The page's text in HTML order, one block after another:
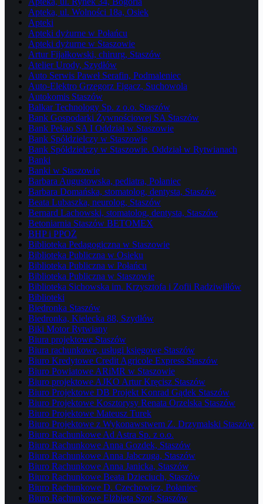
Apteka, ul. Wolności 18a, Osiek
Apteki
Apteki dyżurne w Połańcu
Apteki dyżurne w Staszowie
Artur Fijałkowski, chirurg, Staszów
Atelier Urody, Szydłów
Auto Serwis Paweł Serafin, Podmaleniec
Auto-Elektro Grzegorz Figacz, Suchowola
Autokomis Staszów
Balkar Technology Sp. z o.o. Staszów
Bank Gospodarki Żywnościowej SA Staszów
Bank Pekao SA I Oddział w Staszowie
Bank Spółdzielczy w Staszowie
Bank Spółdzielczy w Staszowie. Oddział w Rytwianach
Banki
Banki w Staszowie
Barbara Augustowska, pediatra, Połaniec
Barbara Domańska, stomatolog, dentysta, Staszów
Beata Lubaszka, neurolog, Staszów
Bernard Lachowski, stomatolog, dentysta, Staszów
Betoniarnia Staszów BETOMEX
BHP i PPOŻ
Biblioteka Pedagogiczna w Staszowie
Biblioteka Publiczna w Osieku
Biblioteka Publiczna w Połańcu
Biblioteka Publiczna w Staszowie
Biblioteka Sichowska im. Krzysztofa i Zofii Radziwiłłów
Biblioteki
Biedronka Staszów
Biedronka, Kielecka 88, Szydłów
Biki Motor Rytwiany
Biura projektowe Staszów
Biura rachunkowe, usługi księgowe Staszów
Biuro Kredytowe Credit Agricole Express Staszów
Biuro Powiatowe ARiMR w Staszowie
Biuro projektowe AJKO Artur Kręcisz Staszów
Biuro Projektowe DB Projekt Konrad Gądek Staszów
Biuro Projektowe Kosztorysy Renata Orzelska Staszów
Biuro Projektowe Mateusz Turek
Biuro Projektowe z Wykonawstwem Z. Drzymalski Staszów
Biuro Rachunkowe Ad Astra Sp. z o.o.
Biuro Rachunkowe Anna Gozdek, Staszów
Biuro Rachunkowe Anna Jabczuga, Staszów
Biuro Rachunkowe Anna Janicka, Staszów
Biuro Rachunkowe Beata Dzieciuch, Staszów
Biuro Rachunkowe D. Czechowicz, Połaniec
Biuro Rachunkowe Elżbieta Szot, Staszów